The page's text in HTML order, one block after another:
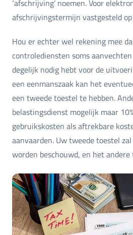
‘afschrijving’ noemen. Voor
afschrijvingstermijn vastgesteld
Hou er echter wel rekening mee
controlediensten soms
degelijk nodig hebt voor de
een eenmanszaak kan het
een tweede toestel te hebben.
belastingsdienst mogelijk maar
gebruikskosten als aftrekbare
aanvaarden. Uw tweede toestel
worden beschouwd, en het